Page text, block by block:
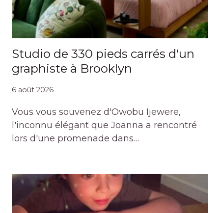
Studio de 330 pieds carrés d'un
graphiste à Brooklyn
6 août 2026
Vous vous souvenez d'Owobu Ijewere,
l'inconnu élégant que Joanna a rencontré
lors d'une promenade dans…